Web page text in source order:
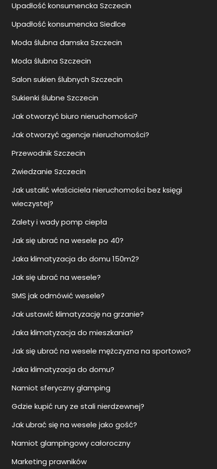
Upadłość konsumencka Szczecin
Upadłość konsumencka Siedlce
Moda ślubna damska Szczecin
Moda ślubna Szczecin
Salon sukien ślubnych Szczecin
Sukienki ślubne Szczecin
Jak otworzyć biuro nieruchomości?
Jak otworzyć agencje nieruchomości?
Przewodnik Szczecin
Zwiedzanie Szczecin
Jak ustalić właściciela nieruchomości bez księgi
wieczystej?
Zalety i wady pomp ciepła
Jak się ubrać na wesele po 40?
Jaka klimatyzacja do domu 150m2?
Jak się ubrać na wesele?
SMS jak odmówić wesele?
Jak ustawić klimatyzację na grzanie?
Jaka klimatyzacja do mieszkania?
Jak się ubrać na wesele mężczyzna na sportowo?
Jaka klimatyzacja do domu?
Namiot sferyczny glamping
Gdzie kupić rury ze stali nierdzewnej?
Jak ubrać się na wesele jako gość?
Namiot glampingowy całoroczny
Marketing prawników